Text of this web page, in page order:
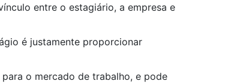
entre o estagiário, a empresa e
é justamente proporcionar
o mercado de trabalho, e pode